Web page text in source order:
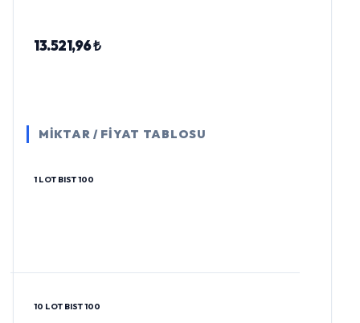
13.521,96 ₺
MİKTAR / FİYAT TABLOSU
1 LOT BIST 100
10 LOT BIST 100